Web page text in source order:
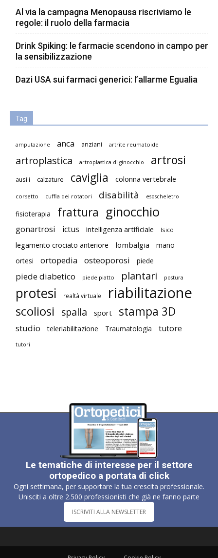
Al via la campagna Menopausa riscriviamo le
regole: il ruolo della farmacia
Drink Spiking: le farmacie scendono in campo per
la sensibilizzazione
Dazi USA sui farmaci generici: l’allarme Egualia
Tag
amputazione anca anziani artrite reumatoide
artroplastica artroplastica di ginocchio artrosi
ausili calzature caviglia colonna vertebrale
corsetto cuffia dei rotatori disabilità esoscheletro
fisioterapia frattura ginocchio
gonartrosi ictus intelligenza artificiale Isico
legamento crociato anteriore lombalgia
mano
ortesi
ortopedia osteoporosi piede
piede diabetico piede piatto plantari postura
protesi realtà virtuale riabilitazione
scoliosi spalla sport stampa 3D
studio teleriabilitazione Traumatologia tutore
tutori
Le tematiche di interesse per il settore
ortopedico a portata di click
Ogni settimana, per supportare la tua crescita professionale.
Unisciti a oltre 2.500 professionisti che già ne fanno parte
ISCRIVITI ALLA NEWSLETTER